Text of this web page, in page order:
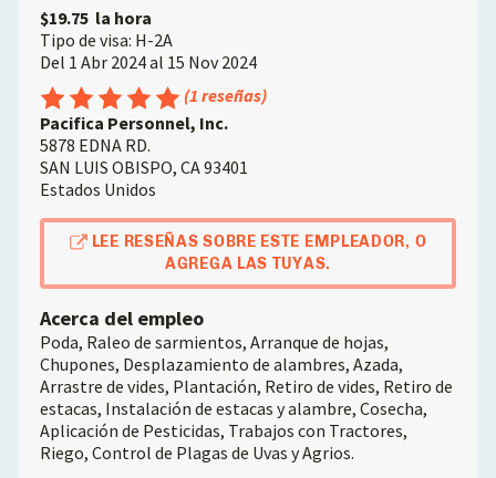
$19.75 la hora
Tipo de visa: H-2A
Del 1 Abr 2024 al 15 Nov 2024
Employer Índice de audiencia: 5 de cada cinco
(1 reseñas)
Pacifica Personnel, Inc.
5878 EDNA RD.
SAN LUIS OBISPO, CA93401
Estados Unidos
LEE RESEÑAS SOBRE ESTE EMPLEADOR, O
AGREGA LAS TUYAS.
Acerca del empleo
Poda, Raleo de sarmientos, Arranque de hojas,
Chupones, Desplazamiento de alambres, Azada,
Arrastre de vides, Plantación, Retiro de vides, Retiro de
estacas, Instalación de estacas y alambre, Cosecha,
Aplicación de Pesticidas, Trabajos con Tractores,
Riego, Control de Plagas de Uvas y Agrios.